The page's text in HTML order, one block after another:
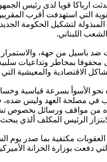
ارباكا قويا لدى رئيس
استهدفت أقرب المقربين
المبذولة لتشكيل الحكومة
اللبناني.
ضد باسيل من جهة،
بمخاطر وتداعيات
والمعيشية التي
الأسوأ بسرعة قياسية
في مصلحة العهد وليس
من مواقف ورسائل بخصوص
لابتزاز الرئيس المكلف
مكتفية بما صدر
دفعت بوزارة الخزانة